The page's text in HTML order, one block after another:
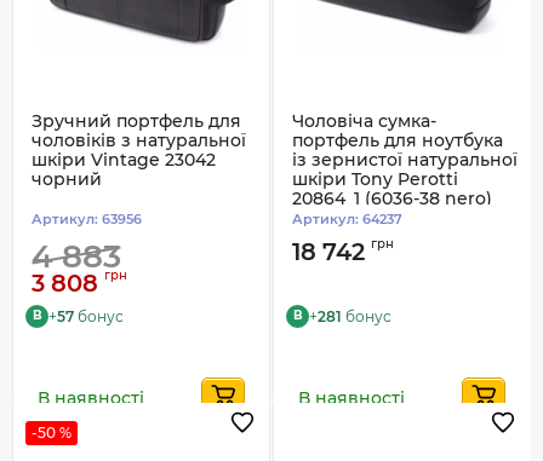
Зручний портфель для
чоловіків з натуральної
шкіри Vintage 23042
чорний
Артикул: 63956
4 883
3 808 грн
B +57 бонус
В наявності
Чоловіча сумка-
портфель для ноутбука
із зернистої натуральної
шкіри Tony Perotti
20864_1 (6036-38 nero)
чорна
Артикул: 64237
18 742 грн
B +281 бонус
В наявності
-50 %